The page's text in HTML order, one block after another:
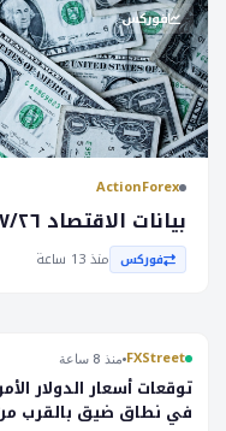
فوركس
ActionForex
بيانات الاقتصاد ٨/٧/٢٦
فوركس منذ 13 ساعة
FXStreet منذ 8 ساعة
توقعات أسعار الدولار
في نطاق ضيق بالقرب من 158.55 قبل الخطوة